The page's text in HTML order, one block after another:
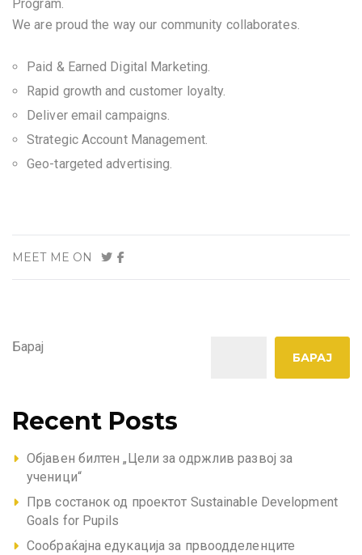
Program.
We are proud the way our community collaborates.
Paid & Earned Digital Marketing.
Rapid growth and customer loyalty.
Deliver email campaigns.
Strategic Account Management.
Geo-targeted advertising.
MEET ME ON
Барај
БАРАЈ
Recent Posts
Објавен билтен „Цели за одржлив развој за
ученици“
Прв состанок од проектот Sustainable Development
Goals for Pupils
Сообраќајна едукација за првоодделенците